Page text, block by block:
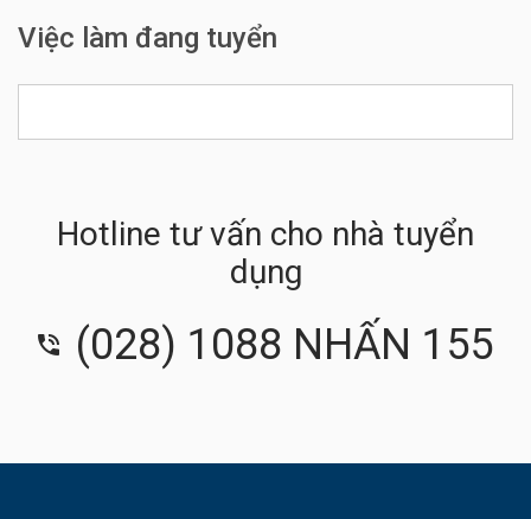
Việc làm đang tuyển
Hotline tư vấn cho nhà tuyển
dụng
(028) 1088 NHẤN 155